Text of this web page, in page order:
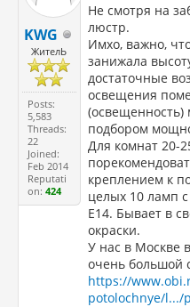
KWG
ЖителЬ
Posts:
5,583
Threads:
22
Joined:
Feb 2014
Reputati
on:424
Не смотря на
люстр.
Имхо, важно,
занижала
достаточные
освещения
(освещенность)
подбором
Для комнат 20-
креплением к
целых 10 ламп
Е14. Бывает в
окраски.
У нас в Москве
очень большой
https://
potolochnye/l.../